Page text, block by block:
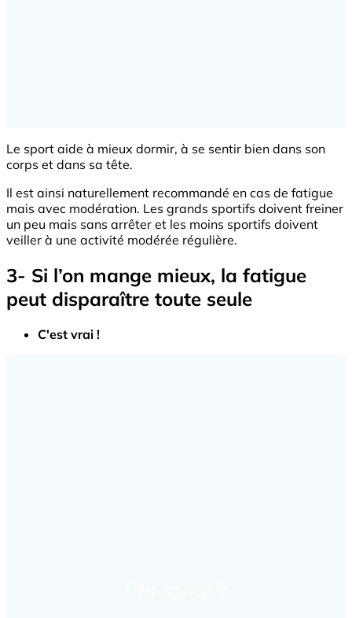
Le sport aide à mieux dormir, à se sentir bien dans son
corps et dans sa tête.
Il est ainsi naturellement recommandé en cas de fatigue
mais avec modération. Les grands sportifs doivent freiner
un peu mais sans arrêter et les moins sportifs doivent
veiller à une activité modérée régulière.
3- Si l’on mange mieux, la fatigue
peut disparaître toute seule
C'est vrai !